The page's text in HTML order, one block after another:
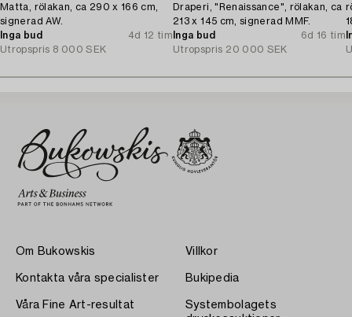
Matta, rölakan, ca 290 x 166 cm,
signerad AW.
Inga bud
4d 12 tim
Utropspris 8 000 SEK
Draperi, "Renaissance", rölakan, ca
213 x 145 cm, signerad MMF.
Inga bud
6d 16 tim
Utropspris 20 000 SEK
Om Bukowskis
Kontakta våra specialister
Våra Fine Art-resultat
Villkor
Bukipedia
Systembolagets